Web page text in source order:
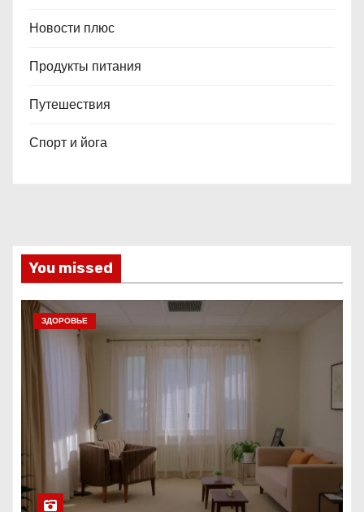
Новости плюс
Продукты питания
Путешествия
Спорт и йога
You missed
ЗДОРОВЬЕ